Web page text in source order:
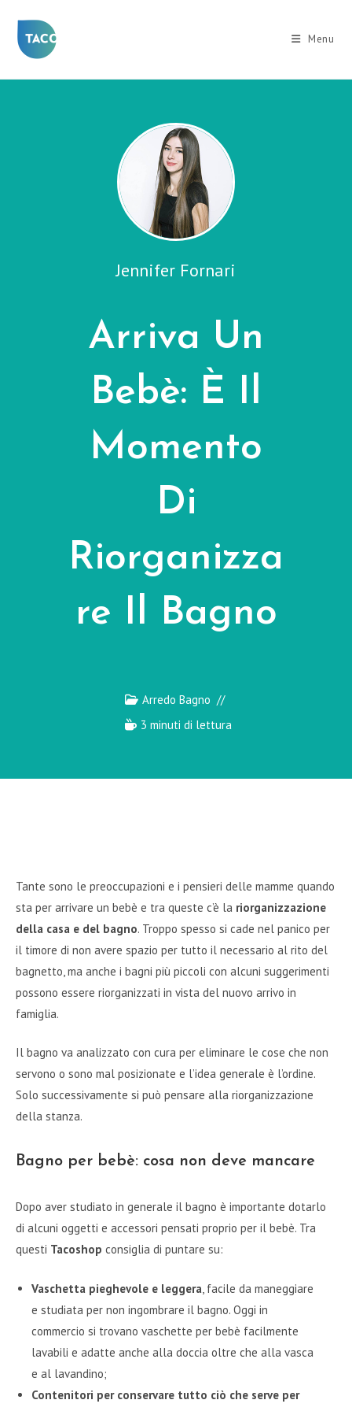
contenuto
Menu
Jennifer Fornari
Arriva Un
Bebè: È Il
Momento
Di
Riorganizza
Re Il Bagno
Arredo Bagno
3 minuti di lettura
Tante sono le preoccupazioni e i pensieri delle mamme quando
sta per arrivare un bebè e tra queste c’è la riorganizzazione
della casa e del bagno. Troppo spesso si cade nel panico per
il timore di non avere spazio per tutto il necessario al rito del
bagnetto, ma anche i bagni più piccoli con alcuni suggerimenti
possono essere riorganizzati in vista del nuovo arrivo in
famiglia.
Il bagno va analizzato con cura per eliminare le cose che non
servono o sono mal posizionate e l’idea generale è l’ordine.
Solo successivamente si può pensare alla riorganizzazione
della stanza.
Bagno per bebè: cosa non deve mancare
Dopo aver studiato in generale il bagno è importante dotarlo
di alcuni oggetti e accessori pensati proprio per il bebè. Tra
questi Tacoshop consiglia di puntare su:
Vaschetta pieghevole e leggera , facile da maneggiare
e studiata per non ingombrare il bagno. Oggi in
commercio si trovano vaschette per bebè facilmente
lavabili e adatte anche alla doccia oltre che alla vasca
e al lavandino;
Contenitori per conservare tutto ciò che serve per